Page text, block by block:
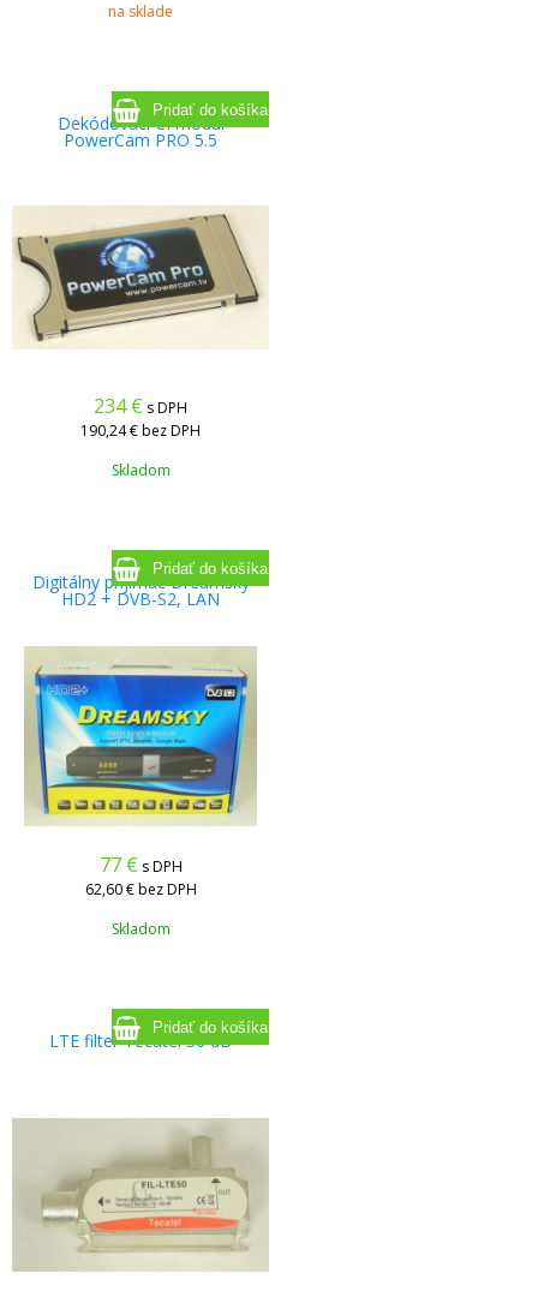
na sklade
Dekódovací CI modul
PowerCam PRO 5.5
234 € s DPH
190,24 €bez DPH
Skladom
Digitálny prijímač Dreamsky
HD2 + DVB-S2, LAN
77 € s DPH
62,60 € bez DPH
Skladom
LTE filter Tecatel 50 dB